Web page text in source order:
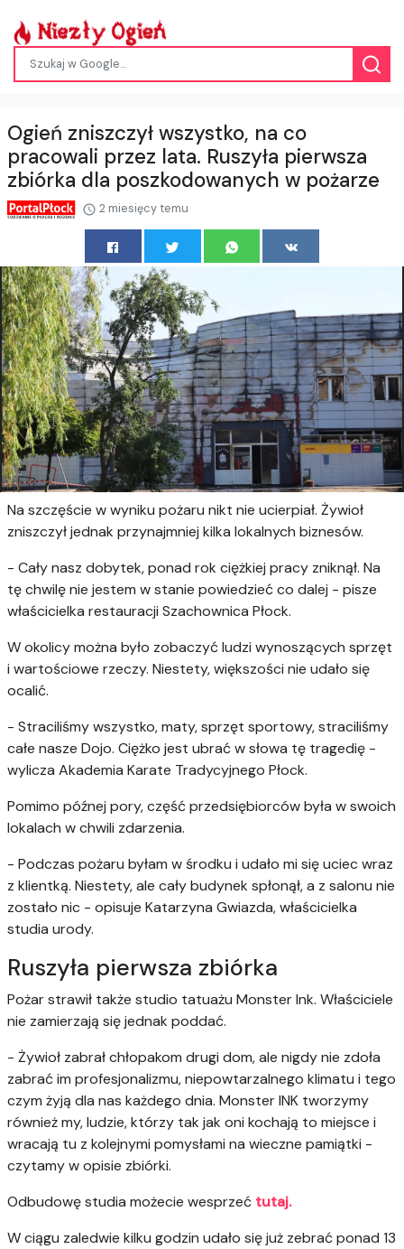
Ogień zniszczył wszystko, na co
pracowali przez lata. Ruszyła pierwsza
zbiórka dla poszkodowanych w pożarze
2 miesięcy temu
Na szczęście w wyniku pożaru nikt nie ucierpiał. Żywioł
zniszczył jednak przynajmniej kilka lokalnych biznesów.
- Cały nasz dobytek, ponad rok ciężkiej pracy zniknął. Na
tę chwilę nie jestem w stanie powiedzieć co dalej - pisze
właścicielka restauracji Szachownica Płock.
W okolicy można było zobaczyć ludzi wynoszących sprzęt
i wartościowe rzeczy. Niestety, większości nie udało się
ocalić.
- Straciliśmy wszystko, maty, sprzęt sportowy, straciliśmy
całe nasze Dojo. Ciężko jest ubrać w słowa tę tragedię -
wylicza Akademia Karate Tradycyjnego Płock.
Pomimo późnej pory, część przedsiębiorców była w swoich
lokalach w chwili zdarzenia.
- Podczas pożaru byłam w środku i udało mi się uciec wraz
z klientką. Niestety, ale cały budynek spłonął, a z salonu nie
zostało nic - opisuje Katarzyna Gwiazda, właścicielka
studia urody.
Ruszyła pierwsza zbiórka
Pożar strawił także studio tatuażu Monster Ink. Właściciele
nie zamierzają się jednak poddać.
- Żywioł zabrał chłopakom drugi dom, ale nigdy nie zdoła
zabrać im profesjonalizmu, niepowtarzalnego klimatu i tego
czym żyją dla nas każdego dnia. Monster INK tworzymy
również my, ludzie, którzy tak jak oni kochają to miejsce i
wracają tu z kolejnymi pomysłami na wieczne pamiątki -
czytamy w opisie zbiórki.
Odbudowę studia możecie wesprzeć tutaj.
W ciągu zaledwie kilku godzin udało się już zebrać ponad 13